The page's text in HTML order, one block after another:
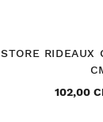
STORE RIDEAUX
102,00